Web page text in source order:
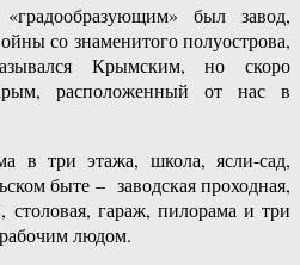
был завод,
со знаменитого полуострова,
Крымским, но скоро
расположенный от нас в
в три этажа, школа, ясли-сад,
быте – заводская проходная,
гараж, пилорама и три
людом.